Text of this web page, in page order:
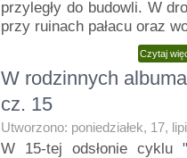
przyległy do budowli. W
przy ruinach pałacu oraz
Czytaj
W rodzinnych
cz. 15
Utworzono: poniedziałek, 17,
W 15-tej odsłonie cyklu